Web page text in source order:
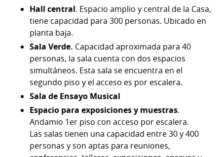
Hall central. Espacio amplio y central de la Casa,
tiene capacidad para 300 personas. Ubicado en
planta baja.
Sala Verde. Capacidad aproximada para 40
personas, la sala cuenta con dos espacios
simultáneos. Esta sala se encuentra en el
segundo piso y el acceso es por escalera.
Sala de Ensayo Musical
Espacio para exposiciones y muestras.
Andamio 1er piso con acceso por escalera.
Las salas tienen una capacidad entre 30 y 400
personas y son aptas para reuniones,